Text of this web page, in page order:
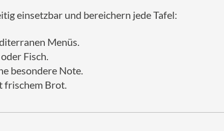
einsetzbar und bereichern jede Tafel:
Menüs.
Fisch.
besondere Note.
frischem Brot.